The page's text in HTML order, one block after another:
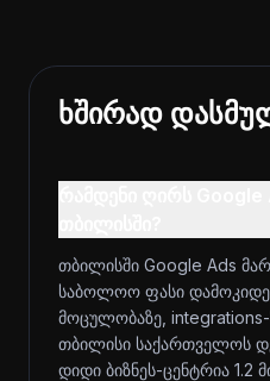
ხშირად
თბილისში Google Ads
საბოლოო ფასი
მოცულობაზე, integrations-
თბილისი საქართველოს
დიდი ბიზნეს-ცენტრია